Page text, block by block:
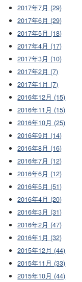
2017年7月 (29)
2017年6月 (29)
2017年5月 (18)
2017年4月 (17)
2017年3月 (10)
2017年2月 (7)
2017年1月 (7)
2016年12月 (15)
2016年11月 (15)
2016年10月 (25)
2016年9月 (14)
2016年8月 (16)
2016年7月 (12)
2016年6月 (12)
2016年5月 (51)
2016年4月 (20)
2016年3月 (31)
2016年2月 (47)
2016年1月 (32)
2015年12月 (44)
2015年11月 (33)
2015年10月 (44)